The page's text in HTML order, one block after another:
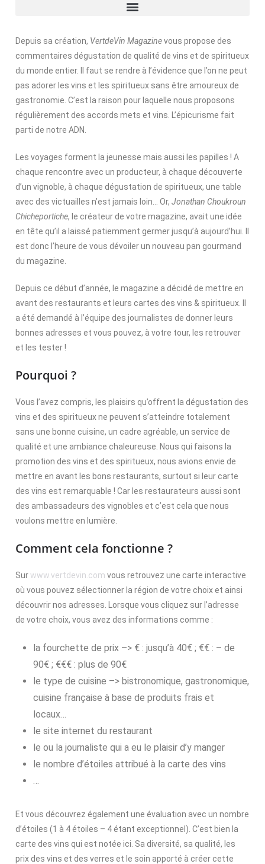
Depuis sa création, VertdeVin Magazinevous propose des
commentaires dégustation de qualité de vins et de spiritueux
du monde entier. Il faut se rendre à l’évidence que l’on ne peut
pas adorer les vins et les spiritueux sans être amoureux de
gastronomie. C’est la raison pour laquelle nous proposons
régulièrement des accords mets et vins. L’épicurisme fait
parti de notre ADN.
Les voyages forment la jeunesse mais aussi les papilles ! A
chaque rencontre avec un producteur, à chaque découverte
d’un vignoble, à chaque dégustation de spiritueux, une table
avec des victuailles n’est jamais loin… Or, Jonathan Choukroun
Chicheportiche, le créateur de votre magazine, avait une idée
en tête qu’il a laissé patiemment germer jusqu’à aujourd’hui. Il
est donc l’heure de vous dévoiler un nouveau pan gourmand
du magazine.
Depuis ce début d’année, le magazine a décidé de mettre en
avant des restaurants et leurs cartes des vins & spiritueux. Il
a été demandé à l’équipe des journalistes de donner leurs
bonnes adresses et vous pouvez, à votre tour, les retrouver
et les tester !
Pourquoi ?
Vous l’avez compris, les plaisirs qu’offrent la dégustation des
vins et des spiritueux ne peuvent s’atteindre totalement
sans une bonne cuisine, un cadre agréable, un service de
qualité et une ambiance chaleureuse. Nous qui faisons la
promotion des vins et des spiritueux, nous avions envie de
mettre en avant les bons restaurants, surtout si leur carte
des vins est remarquable ! Car les restaurateurs aussi sont
des ambassadeurs des vignobles et c’est cela que nous
voulons mettre en lumière.
Comment cela fonctionne ?
Surwww.vertdevin.com vous retrouvez une carte interactive
où vous pouvez sélectionner la région de votre choix et ainsi
découvrir nos adresses. Lorsque vous cliquez sur l’adresse
de votre choix, vous avez des informations comme :
la fourchette de prix –> € : jusqu’à 40€ ; €€ : – de
90€ ; €€€ : plus de 90€
le type de cuisine –> bistronomique, gastronomique,
cuisine française à base de produits frais et
locaux…
le site internet du restaurant
le ou la journaliste qui a eu le plaisir d’y manger
le nombre d’étoiles attribué à la carte des vins
…
Et vous découvrez également une évaluation avec un nombre
d’étoiles (1 à 4 étoiles – 4 étant exceptionnel). C’est bien la
carte des vins qui est notée ici. Sa diversité, sa qualité, les
prix des vins et des verres et le soin apporté à créer cette